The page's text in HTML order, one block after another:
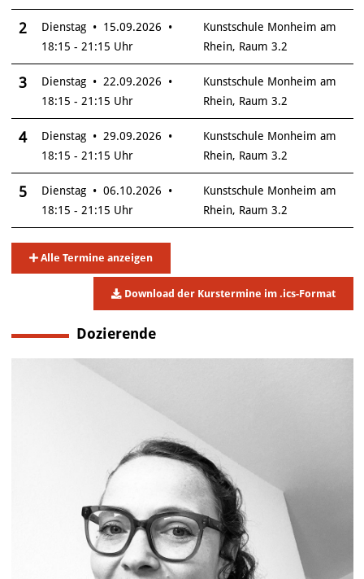
2
Dienstag • 15.09.2026 •
18:15 - 21:15 Uhr
Kunstschule Monheim am
Rhein, Raum 3.2
3
Dienstag • 22.09.2026 •
18:15 - 21:15 Uhr
Kunstschule Monheim am
Rhein, Raum 3.2
4
Dienstag • 29.09.2026 •
18:15 - 21:15 Uhr
Kunstschule Monheim am
Rhein, Raum 3.2
5
Dienstag • 06.10.2026 •
18:15 - 21:15 Uhr
Kunstschule Monheim am
Rhein, Raum 3.2
Alle Termine anzeigen
Download der Kurstermine im .ics-Format
Dozierende